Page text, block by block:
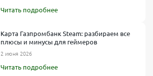
Читать подробнее
Карта Газпромбанк Steam: разбираем все
плюсы и минусы для геймеров
2 июня 2026
Читать подробнее